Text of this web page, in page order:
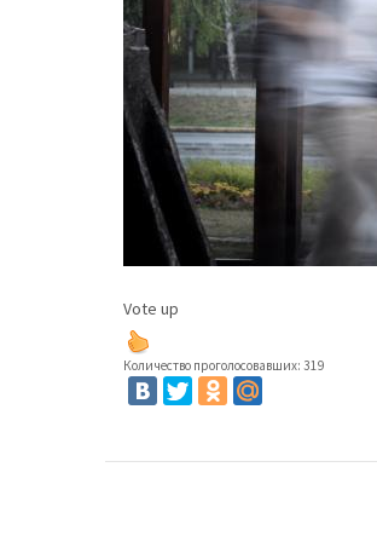
Vote up
Количество проголосовавших: 319